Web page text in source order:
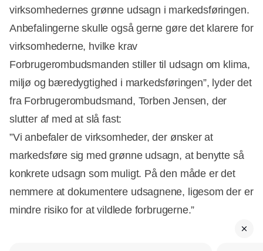
virksomhedernes grønne udsagn i markedsføringen.
Anbefalingerne skulle også gerne gøre det klarere for
virksomhederne, hvilke krav
Forbrugerombudsmanden stiller til udsagn om klima,
miljø og bæredygtighed i markedsføringen”, lyder det
fra Forbrugerombudsmand, Torben Jensen, der
slutter af med at slå fast:
”Vi anbefaler de virksomheder, der ønsker at
markedsføre sig med grønne udsagn, at benytte så
konkrete udsagn som muligt. På den måde er det
nemmere at dokumentere udsagnene, ligesom der er
mindre risiko for at vildlede forbrugerne.”